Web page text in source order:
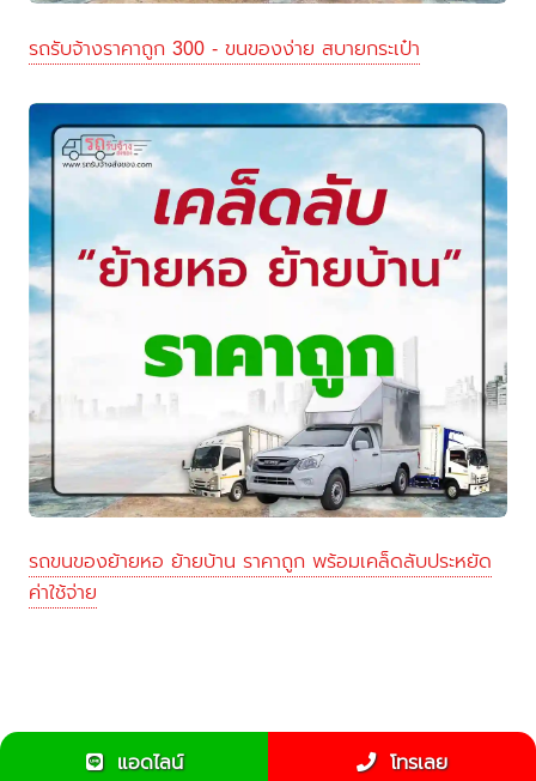
รถรับจ้างราคาถูก 300 - ขนของง่าย สบายกระเป๋า
รถขนของย้ายหอ ย้ายบ้าน ราคาถูก พร้อมเคล็ดลับประหยัด
ค่าใช้จ่าย
แอดไลน์ โทรเลย